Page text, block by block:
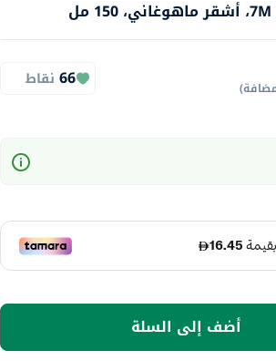
)
66 نقاط
أضف إلى السلة